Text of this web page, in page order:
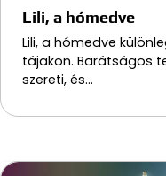
Lili, a hómedve
Lili, a hómedve
tájakon. Barátságos
szereti, és…